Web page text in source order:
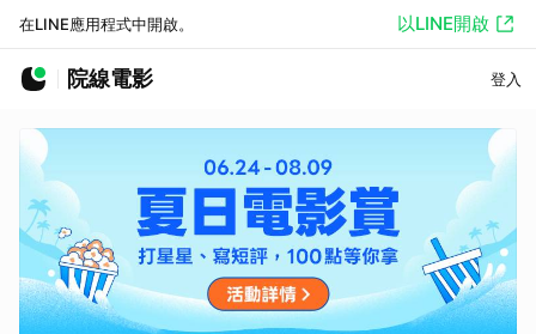
在LINE應用程式中開啟。 以LINE開啟
院線電影 登入